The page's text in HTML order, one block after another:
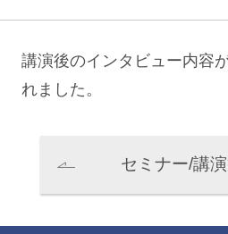
講演後のインタビュー内容
れました。
セミナー/講